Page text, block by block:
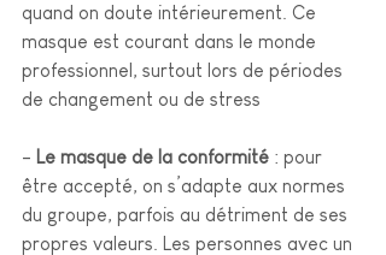
quand on doute intérieurement. Ce
masque est courant dans le monde
professionnel, surtout lors de périodes
de changement ou de stress
- Le masque de la conformité : pour
être accepté, on s’adapte aux normes
du groupe, parfois au détriment de ses
propres valeurs. Les personnes avec un